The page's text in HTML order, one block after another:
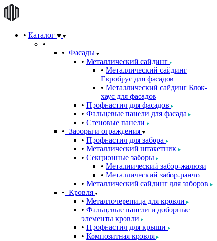
Каталог
Фасады
Металлический сайдинг
Металлический сайдинг
Евробрус для фасадов
Металлический сайдинг Блок-
хаус для фасадов
Профнастил для фасадов
Фальцевые панели для фасада
Стеновые панели
Заборы и ограждения
Профнастил для забора
Металлический штакетник
Секционные заборы
Металиический забор-жалюзи
Металлический забор-ранчо
Металлический сайдинг для заборов
Кровля
Металлочерепица для кровли
Фальцевые панели и доборные
элементы кровли
Профнастил для крыши
Композитная кровля